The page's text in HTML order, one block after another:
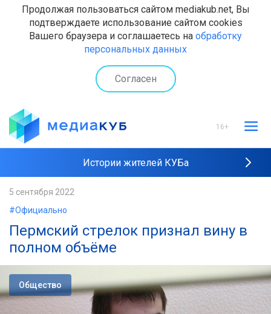
Продолжая пользоваться сайтом mediakub.net, Вы
подтверждаете использование сайтом cookies
Вашего браузера и соглашаетесь на обработку
персональных данных
Согласен
16+
Истории жителей КУБа
5 сентября 2022
#Официально
Пермский стрелок признал вину в
полном объёме
Общество